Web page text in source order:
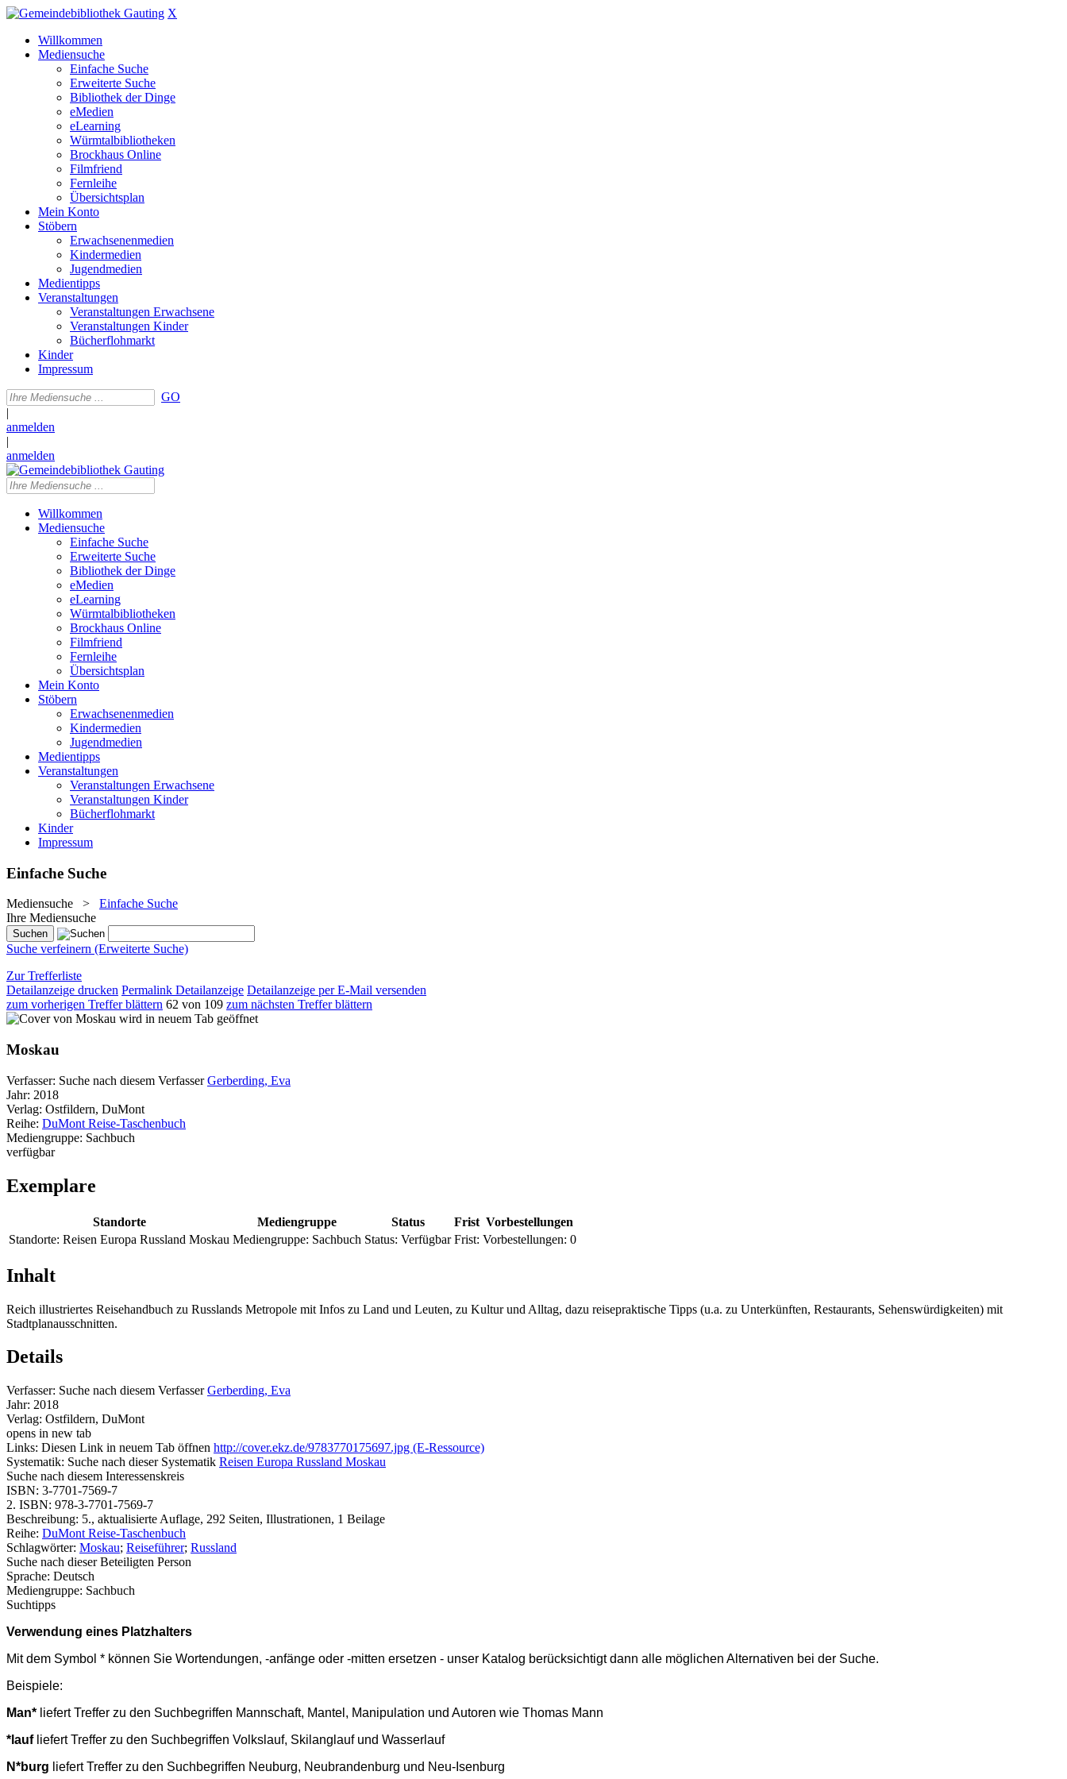
X
Willkommen
Mediensuche
Einfache Suche
Erweiterte Suche
Bibliothek der Dinge
eMedien
eLearning
Würmtalbibliotheken
Brockhaus Online
Filmfriend
Fernleihe
Übersichtsplan
Mein Konto
Stöbern
Erwachsenenmedien
Kindermedien
Jugendmedien
Medientipps
Veranstaltungen
Veranstaltungen Erwachsene
Veranstaltungen Kinder
Bücherflohmarkt
Kinder
Impressum
GO
|
anmelden
|
anmelden
Willkommen
Mediensuche
Einfache Suche
Erweiterte Suche
Bibliothek der Dinge
eMedien
eLearning
Würmtalbibliotheken
Brockhaus Online
Filmfriend
Fernleihe
Übersichtsplan
Mein Konto
Stöbern
Erwachsenenmedien
Kindermedien
Jugendmedien
Medientipps
Veranstaltungen
Veranstaltungen Erwachsene
Veranstaltungen Kinder
Bücherflohmarkt
Kinder
Impressum
Einfache Suche
Mediensuche > Einfache Suche
Ihre Mediensuche
Suche verfeinern (Erweiterte Suche)
Zur Trefferliste
Detailanzeige drucken Permalink Detailanzeige Detailanzeige per E-Mail versenden
zum vorherigen Treffer blättern 62 von 109 zum nächsten Treffer blättern
wird in neuem Tab geöffnet
Moskau
Verfasser: Suche nach diesem Verfasser Gerberding, Eva
Jahr: 2018
Verlag: Ostfildern, DuMont
Reihe: DuMont Reise-Taschenbuch
Mediengruppe: Sachbuch
verfügbar
Exemplare
Standorte Mediengruppe Status Frist Vorbestellungen
Standorte: Reisen Europa Russland Moskau Mediengruppe: Sachbuch Status: Verfügbar Frist: Vorbestellungen: 0
Inhalt
Reich illustriertes Reisehandbuch zu Russlands Metropole mit Infos zu Land und Leuten, zu Kultur und Alltag, dazu reisepraktische Tipps (u.a. zu Unterkünften, Restaurants, Sehenswürdigkeiten) mit
Stadtplanausschnitten.
Details
Verfasser: Suche nach diesem Verfasser Gerberding, Eva
Jahr: 2018
Verlag: Ostfildern, DuMont
opens in new tab
Links: Diesen Link in neuem Tab öffnen http://cover.ekz.de/9783770175697.jpg (E-Ressource)
Systematik: Suche nach dieser Systematik Reisen Europa Russland Moskau
Suche nach diesem Interessenskreis
ISBN: 3-7701-7569-7
2. ISBN: 978-3-7701-7569-7
Beschreibung: 5., aktualisierte Auflage, 292 Seiten, Illustrationen, 1 Beilage
Reihe: DuMont Reise-Taschenbuch
Schlagwörter: Moskau; Reiseführer; Russland
Suche nach dieser Beteiligten Person
Sprache: Deutsch
Mediengruppe: Sachbuch
Suchtipps
Verwendung eines Platzhalters
Mit dem Symbol * können Sie Wortendungen, -anfänge oder -mitten ersetzen - unser Katalog berücksichtigt dann alle möglichen Alternativen bei der Suche.
Beispiele:
Man* liefert Treffer zu den Suchbegriffen Mannschaft, Mantel, Manipulation und Autoren wie Thomas Mann
*lauf liefert Treffer zu den Suchbegriffen Volkslauf, Skilanglauf und Wasserlauf
N*burg liefert Treffer zu den Suchbegriffen Neuburg, Neubrandenburg und Neu-Isenburg